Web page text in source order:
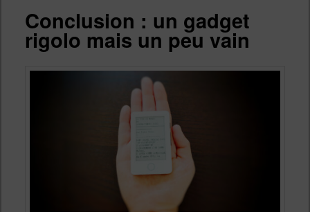
Conclusion : un gadget
rigolo mais un peu vain